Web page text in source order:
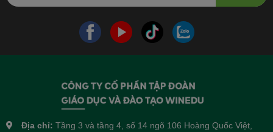
Địa chỉ: Tầng 3 và tầng 4, số 14 ngõ 106 Hoàng Quốc Việt,